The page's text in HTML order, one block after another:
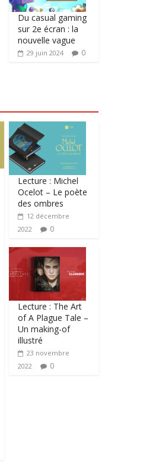
Du casual gaming
sur 2e écran : la
nouvelle vague
29 juin 2024 0
Lecture : Michel
Ocelot – Le poète
des ombres
12 décembre
2022
0
Lecture : The Art
of A Plague Tale –
Un making-of
illustré
23 novembre
2022
0